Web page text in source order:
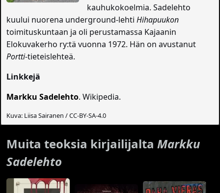
kauhukokoelmia. Sadelehto
kuului nuorena underground-lehtiHihapuukon
toimituskuntaan ja oli perustamassa Kajaanin
Elokuvakerho ry:tä vuonna 1972. Hän on avustanut
Portti-tieteislehteä.
Linkkejä
Markku Sadelehto. Wikipedia.
Kuva: Liisa Sairanen / CC-BY-SA-4.0
Muita teoksia kirjailijaltaMarkku
Sadelehto